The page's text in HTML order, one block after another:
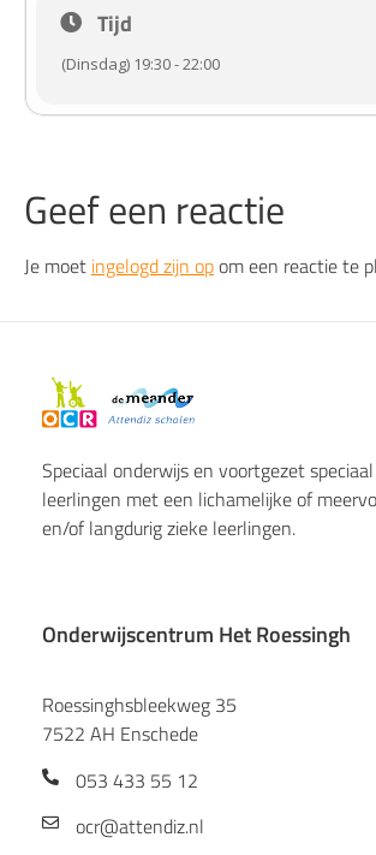
Tijd
(Dinsdag) 19:30 - 22:00
Geef een reactie
Je moet ingelogd zijn opom een reactie te
Speciaal onderwijs en voortgezet
leerlingen met een lichamelijke of
en/of langdurig zieke leerlingen.
Onderwijscentrum Het Roessingh
Roessinghsbleekweg 35
7522 AH Enschede
053 433 55 12
ocr@attendiz.nl